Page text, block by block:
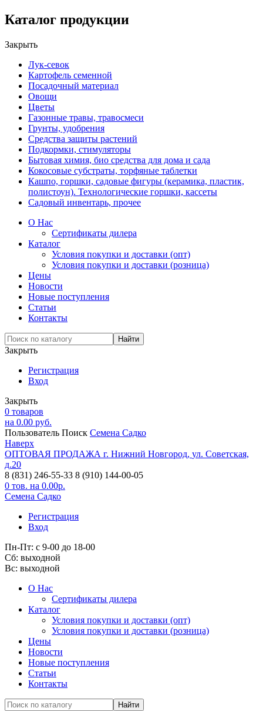
Каталог продукции
Закрыть
Лук-севок
Картофель семенной
Посадочный материал
Овощи
Цветы
Газонные травы, травосмеси
Грунты, удобрения
Средства защиты растений
Подкормки, стимуляторы
Бытовая химия, био средства для дома и сада
Кокосовые субстраты, торфяные таблетки
Кашпо, горшки, садовые фигуры (керамика, пластик,
полистоун). Технологические горшки, кассеты
Садовый инвентарь, прочее
О Нас
Сертификаты дилера
Каталог
Условия покупки и доставки (опт)
Условия покупки и доставки (розница)
Цены
Новости
Новые поступления
Статьи
Контакты
Закрыть
Регистрация
Вход
Закрыть
0 товаров
на 0.00 руб.
Пользователь Поиск Семена Садко
Наверх
ОПТОВАЯ ПРОДАЖА г. Нижний Новгород, ул. Советская,
д.20
8 (831) 246-55-33 8 (910) 144-00-05
0 тов. на 0.00р.
Семена Садко
Регистрация
Вход
Пн-Пт: с 9-00 до 18-00
Cб: выходной
Вс: выходной
О Нас
Сертификаты дилера
Каталог
Условия покупки и доставки (опт)
Условия покупки и доставки (розница)
Цены
Новости
Новые поступления
Статьи
Контакты